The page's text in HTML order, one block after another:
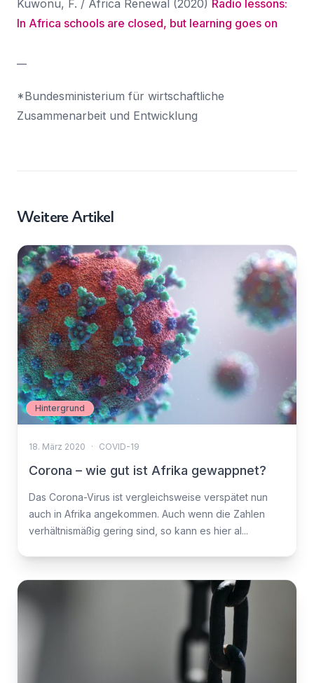
Kuwonu, F. / Africa Renewal (2020) Radio lessons:
In Africa schools are closed, but learning goes on
*Bundesministerium für wirtschaftliche
Zusammenarbeit und Entwicklung
Weitere Artikel
Hintergrund
18. März 2020 · COVID-19
Corona – wie gut ist Afrika gewappnet?
Das Corona-Virus ist vergleichsweise verspätet nun
auch in Afrika angekommen. Auch wenn die Zahlen
verhältnismäßig gering sind, so kann es hier al...